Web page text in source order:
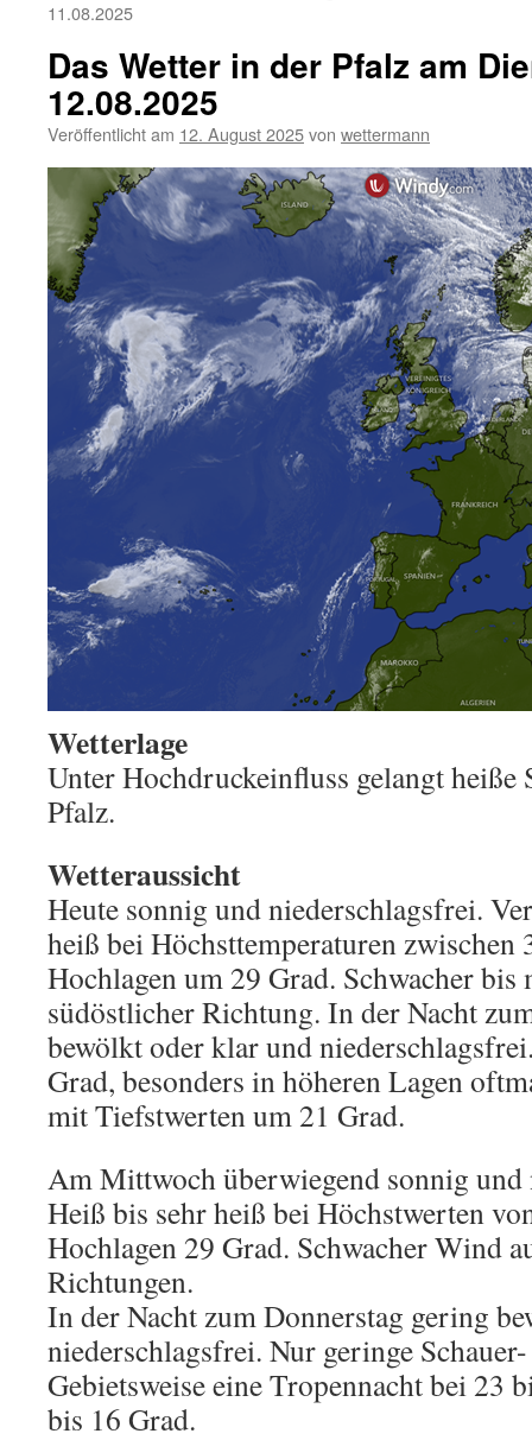
11.08.2025
Das Wetter in der Pfalz am
12.08.2025
Veröffentlicht am 12. August 2025von wettermann
Wetterlage
Unter Hochdruckeinfluss gelangt
Pfalz.
Wetteraussicht
Heute sonnig und niederschlagsfrei.
heiß bei Höchsttemperaturen zwischen
Hochlagen um 29 Grad. Schwacher bis
südöstlicher Richtung. In der Nacht
bewölkt oder klar und
Grad, besonders in höheren Lagen
mit Tiefstwerten um 21 Grad.
Am Mittwoch überwiegend sonnig und
Heiß bis sehr heiß bei Höchstwerten
Hochlagen 29 Grad. Schwacher Wind
Richtungen.
In der Nacht zum Donnerstag gering
niederschlagsfrei. Nur geringe
Gebietsweise eine Tropennacht bei 23
bis 16 Grad.